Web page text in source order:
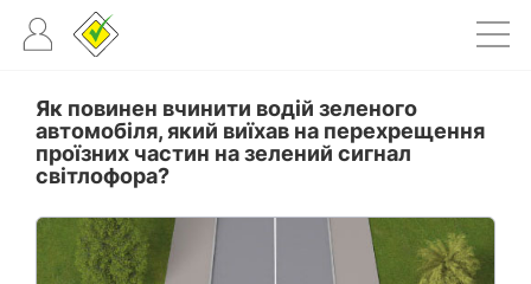
Як повинен вчинити водій зеленого
автомобіля, який виїхав на перехрещення
проїзних частин на зелений сигнал
світлофора?